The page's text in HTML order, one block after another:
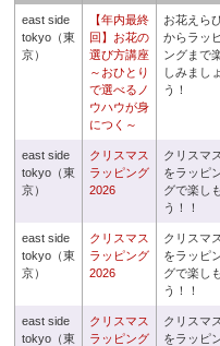
east side
tokyo（東
京）
【年内最終
回】お花の
選び方講座
～おひとり
で選べるノ
ウハウが身
につく～
お花えら
からラッ
ングまで
しみましょ
う！
east side
tokyo（東
京）
クリスマス
ラッピング
2026
クリスマス
をラッピ
グで楽し
う！！
east side
tokyo（東
京）
クリスマス
ラッピング
2026
クリスマス
をラッピ
グで楽し
う！！
east side
tokyo（東
クリスマス
ラッピング
クリスマス
をラッピ